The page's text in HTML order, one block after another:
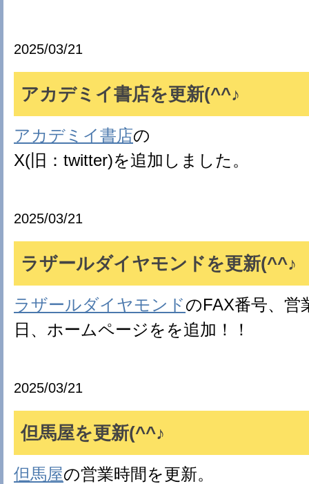
2025/03/21
アカデミイ書店を更新(^^♪
アカデミイ書店の
X(旧：twitter)を追加しました。
2025/03/21
ラザールダイヤモンドを更新(^^♪
ラザールダイヤモンドのFAX番号、営
日、ホームページをを追加！！
2025/03/21
但馬屋を更新(^^♪
但馬屋の営業時間を更新。